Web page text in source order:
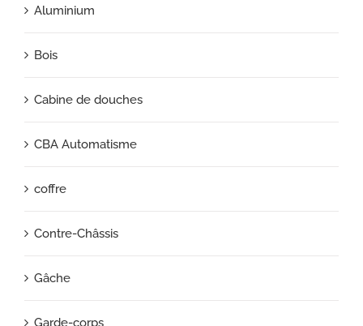
Aluminium
Bois
Cabine de douches
CBA Automatisme
coffre
Contre-Châssis
Gâche
Garde-corps